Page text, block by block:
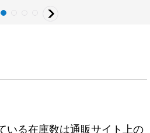
いる在庫数は通販サイト上の